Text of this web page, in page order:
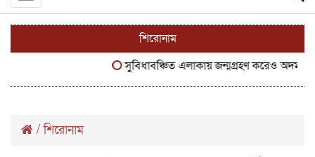
navigation
শিরোনাম
সুবিধাবঞ্চিত এলাকায় জন্মগ্রহণ করেও অদম্য
/শিরোনাম